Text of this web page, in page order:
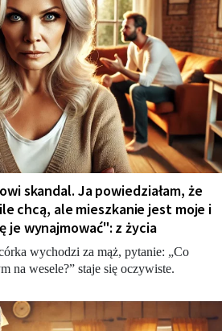
skandal. Ja powiedziałam, że
chcą, ale mieszkanie jest moje i
je wynajmować": z życia
wychodzi za mąż, pytanie: „Co
na wesele?” staje się oczywiste.